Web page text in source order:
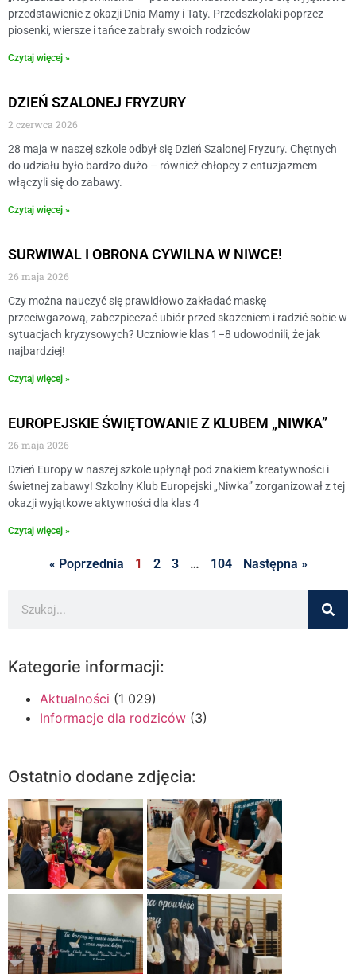
przedstawienie z okazji Dnia Mamy i Taty. Przedszkolaki poprzez
piosenki, wiersze i tańce zabrały swoich rodziców
Czytaj więcej »
DZIEŃ SZALONEJ FRYZURY
2 czerwca 2026
28 maja w naszej szkole odbył się Dzień Szalonej Fryzury. Chętnych
do udziału było bardzo dużo – również chłopcy z entuzjazmem
włączyli się do zabawy.
Czytaj więcej »
SURWIWAL I OBRONA CYWILNA W NIWCE!
26 maja 2026
Czy można nauczyć się prawidłowo zakładać maskę
przeciwgazową, zabezpieczać ubiór przed skażeniem i radzić sobie w
sytuacjach kryzysowych? Uczniowie klas 1–8 udowodnili, że jak
najbardziej!
Czytaj więcej »
EUROPEJSKIE ŚWIĘTOWANIE Z KLUBEM „NIWKA”
26 maja 2026
​Dzień Europy w naszej szkole upłynął pod znakiem kreatywności i
świetnej zabawy! Szkolny Klub Europejski „Niwka” zorganizował z tej
okazji wyjątkowe aktywności dla klas 4
Czytaj więcej »
« Poprzednia 1 2 3 … 104 Następna »
Kategorie informacji:
Aktualności (1 029)
Informacje dla rodziców (3)
Ostatnio dodane zdjęcia: